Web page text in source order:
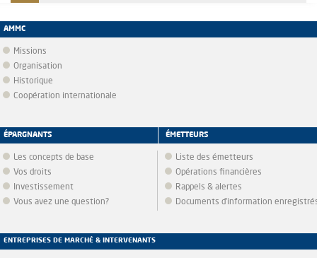
AMMC
Missions
Organisation
Historique
Coopération internationale
ÉPARGNANTS
Les concepts de base
Vos droits
Investissement
Vous avez une question?
ÉMETTEURS
Liste des émetteurs
Opérations financières
Rappels & alertes
Documents d’information
ENTREPRISES DE MARCHÉ & INTERVENANTS